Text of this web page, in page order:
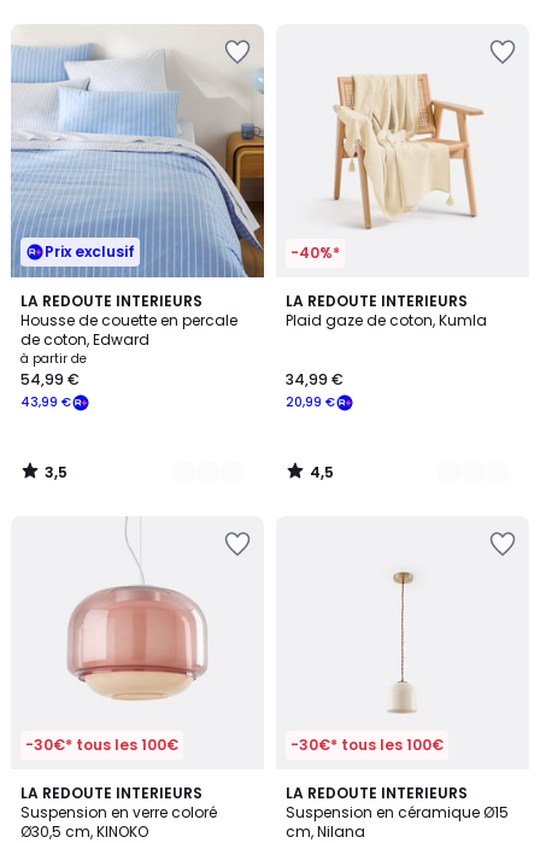
Prix exclusif
LA REDOUTE INTERIEURS
Housse de couette en percale
de coton, Edward
à partir de
43,99 €
54,99 €
3,5
/ 5
2
Couleurs
3,5
/
-40%*
LA REDOUTE INTERIEURS
Plaid gaze de coton, Kumla
20,99 €
34,99 €
4,5
/ 5
5
Couleurs
4,5
/
-30€* tous les 100€
LA REDOUTE INTERIEURS
Suspension en verre coloré
Ø30,5 cm, KINOKO
3,9
/ 5
6
Couleurs
-30€* tous les 100€
LA REDOUTE INTERIEURS
Suspension en céramique Ø15
cm, Nilana
4,9
/ 5
5
Couleurs